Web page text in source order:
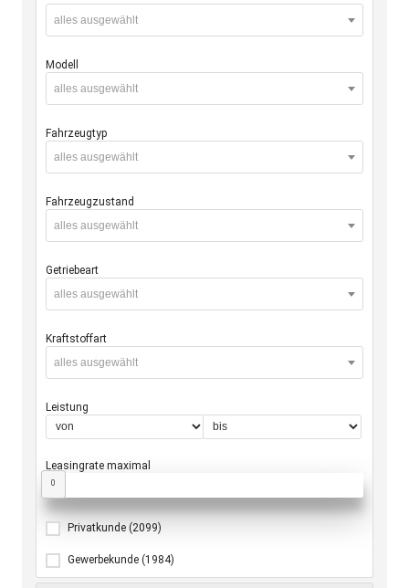
alles ausgewählt
Modell
alles ausgewählt
Fahrzeugtyp
alles ausgewählt
Fahrzeugzustand
alles ausgewählt
Getriebeart
alles ausgewählt
Kraftstoffart
alles ausgewählt
Leistung
Leasingrate maximal
0
Privatkunde (2099)
Gewerbekunde (1984)